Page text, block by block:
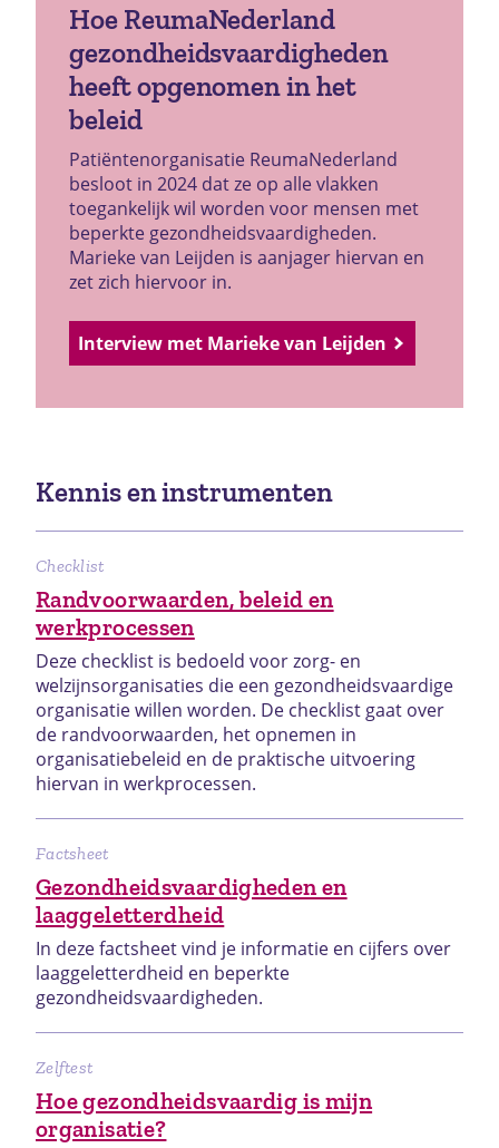
Hoe ReumaNederland
gezondheidsvaardigheden
heeft opgenomen in het
beleid
Patiëntenorganisatie ReumaNederland
besloot in 2024 dat ze op alle vlakken
toegankelijk wil worden voor mensen met
beperkte gezondheidsvaardigheden.
Marieke van Leijden is aanjager hiervan en
zet zich hiervoor in.
Interview met Marieke van Leijden
Kennis en instrumenten
Checklist
Randvoorwaarden, beleid en
werkprocessen
Deze checklist is bedoeld voor zorg- en
welzijnsorganisaties die een gezondheidsvaardige
organisatie willen worden. De checklist gaat over
de randvoorwaarden, het opnemen in
organisatiebeleid en de praktische uitvoering
hiervan in werkprocessen.
Factsheet
Gezondheidsvaardigheden en
laaggeletterdheid
In deze factsheet vind je informatie en cijfers over
laaggeletterdheid en beperkte
gezondheidsvaardigheden.
Zelftest
Hoe gezondheidsvaardig is mijn
organisatie?